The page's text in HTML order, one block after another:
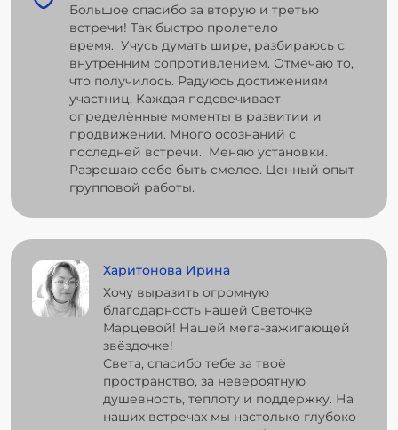
Большое спасибо за вторую и третью
встречи! Так быстро пролетело
время. Учусь думать шире, разбираюсь с
внутренним сопротивлением. Отмечаю то,
что получилось. Радуюсь достижениям
участниц. Каждая подсвечивает
определённые моменты в развитии и
продвижении. Много осознаний с
последней встречи. Меняю установки.
Разрешаю себе быть смелее. Ценный опыт
групповой работы.
Харитонова Ирина
Хочу выразить огромную
благодарность нашей Светочке
Марцевой! Нашей мега-зажигающей
звёздочке!
Света, спасибо тебе за твоё
пространство, за невероятную
душевность, теплоту и поддержку. На
наших встречах мы настолько глубоко